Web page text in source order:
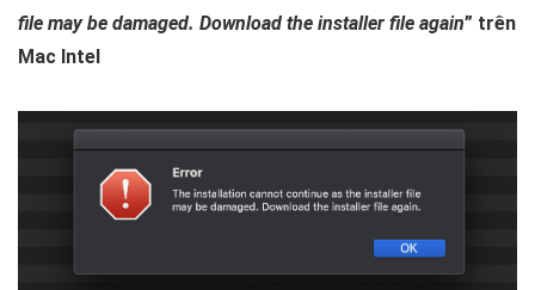
file may be damaged. Download the installer file again” trên
Mac Intel